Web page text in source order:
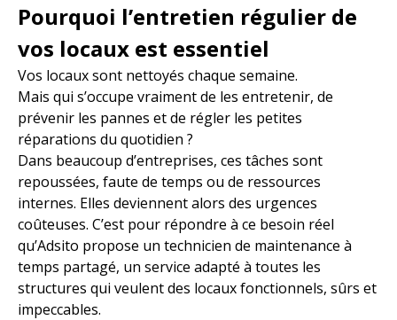
Pourquoi l’entretien régulier de
vos locaux est essentiel
Vos locaux sont nettoyés chaque semaine.
Mais qui s’occupe vraiment de les entretenir, de
prévenir les pannes et de régler les petites
réparations du quotidien ?
Dans beaucoup d’entreprises, ces tâches sont
repoussées, faute de temps ou de ressources
internes. Elles deviennent alors des urgences
coûteuses. C’est pour répondre à ce besoin réel
qu’Adsito propose un technicien de maintenance à
temps partagé, un service adapté à toutes les
structures qui veulent des locaux fonctionnels, sûrs et
impeccables.